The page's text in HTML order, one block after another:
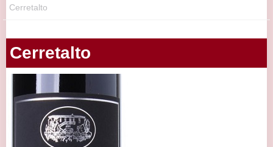
Cerretalto
Cerretalto